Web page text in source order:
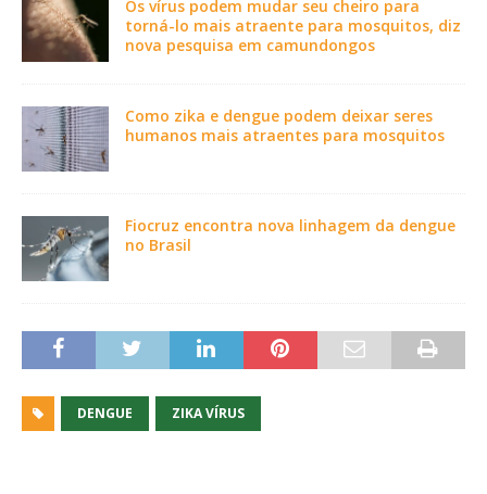
Os vírus podem mudar seu cheiro para
torná-lo mais atraente para mosquitos, diz
nova pesquisa em camundongos
Como zika e dengue podem deixar seres
humanos mais atraentes para mosquitos
Fiocruz encontra nova linhagem da dengue
no Brasil
DENGUE ZIKA VÍRUS